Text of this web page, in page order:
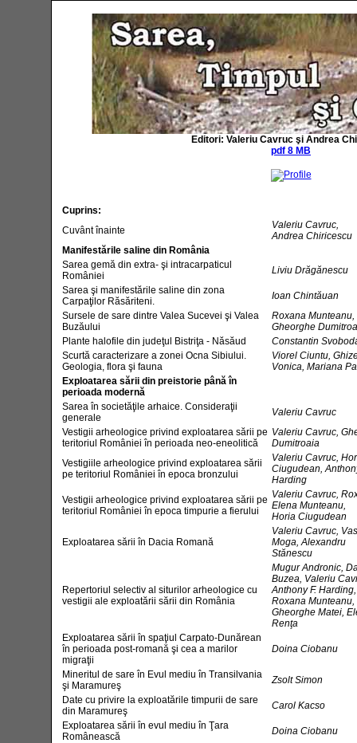
Editori: Valeriu Cavruc şi Andrea
pdf 8 MB
Cuprins:
Cuvânt înainte
Valeriu Cavruc,
Andrea Chiricescu
Manifestările saline din România
Sarea gemă din extra- şi intracarpaticul
României
Liviu Drăgănescu
Sarea şi manifestările saline din zona
Carpaţilor Răsăriteni.
Ioan Chintăuan
Sursele de sare dintre Valea Sucevei şi Valea
Buzăului
Roxana Munteanu,
Gheorghe
Plante halofile din judeţul Bistriţa - Năsăud
Constantin
Scurtă caracterizare a zonei Ocna Sibiului.
Geologia, flora şi fauna
Viorel Ciuntu,
Vonica, Mariana
Exploatarea sării din preistorie până în
perioada modernă
Sarea în societăţile arhaice. Consideraţii
generale
Valeriu Cavruc
Vestigii arheologice privind exploatarea sării pe
teritoriul României în perioada neo-eneolitică
Valeriu Cavruc,
Dumitroaia
Vestigiile arheologice privind exploatarea sării
pe teritoriul României în epoca bronzului
Valeriu Cavruc,
Ciugudean,
Harding
Vestigii arheologice privind exploatarea sării pe
teritoriul României în epoca timpurie a fierului
Valeriu Cavruc,
Elena Munteanu,
Horia Ciugudean
Exploatarea sării în Dacia Romană
Valeriu Cavruc,
Moga, Alexandru
Stănescu
Repertoriul selectiv al siturilor arheologice cu
vestigii ale exploatării sării din România
Mugur Andronic,
Buzea, Valeriu
Anthony F. Harding,
Roxana Munteanu,
Gheorghe Matei,
Renţa
Exploatarea sării în spaţiul Carpato-Dunărean
în perioada post-romană şi cea a marilor
migraţii
Doina Ciobanu
Mineritul de sare în Evul mediu în Transilvania
şi Maramureş
Zsolt Simon
Date cu privire la exploatările timpurii de sare
din Maramureş
Carol Kacso
Exploatarea sării în evul mediu în Ţara
Românească
Doina Ciobanu